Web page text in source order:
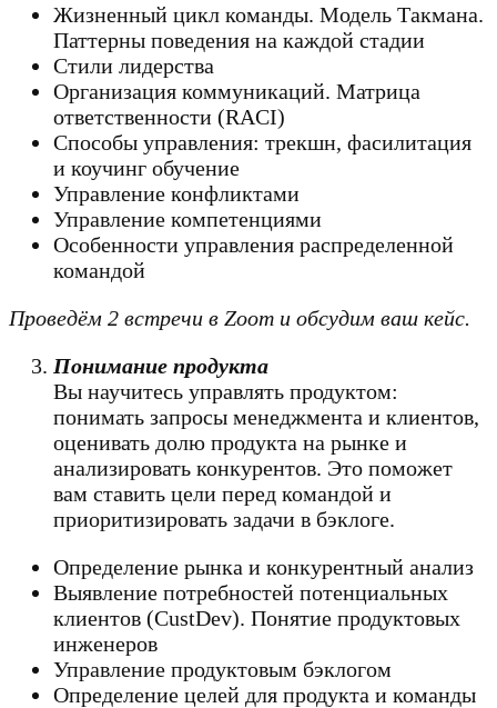
Жизненный цикл команды. Модель Такмана.
Паттерны поведения на каждой стадии
Стили лидерства
Организация коммуникаций. Матрица
ответственности (RACI)
Способы управления: трекшн, фасилитация
и коучинг обучение
Управление конфликтами
Управление компетенциями
Особенности управления распределенной
командой
Проведём 2 встречи в Zoom и обсудим ваш кейс.
Понимание продукта
Вы научитесь управлять продуктом:
понимать запросы менеджмента и клиентов,
оценивать долю продукта на рынке и
анализировать конкурентов. Это поможет
вам ставить цели перед командой и
приоритизировать задачи в бэклоге.
Определение рынка и конкурентный анализ
Выявление потребностей потенциальных
клиентов (CustDev). Понятие продуктовых
инженеров
Управление продуктовым бэклогом
Определение целей для продукта и команды